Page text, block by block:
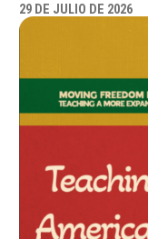
29 DE JULIO DE 2026